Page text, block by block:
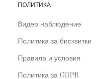
ПОЛИТИКА
Видео наблюдение
Политика за бисквитки
Правила и условия
Политика за GDPR